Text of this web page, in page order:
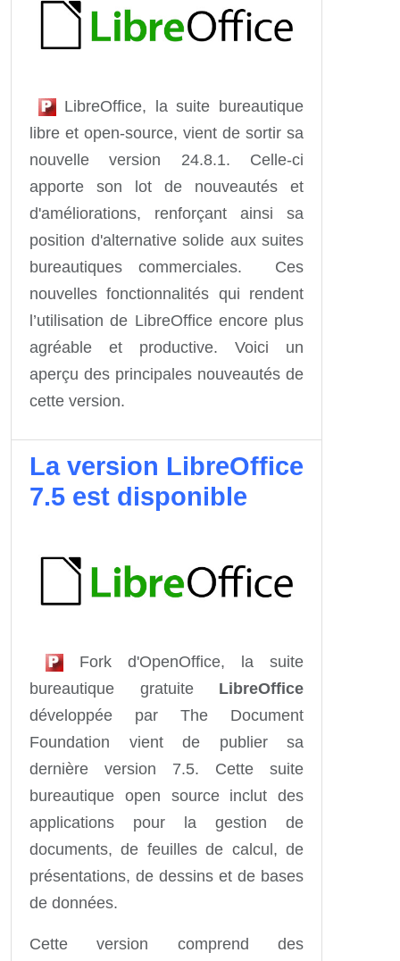
LibreOffice, la suite bureautique
libre et open-source, vient de sortir sa
nouvelle version 24.8.1. Celle-ci
apporte son lot de nouveautés et
d'améliorations, renforçant ainsi sa
position d'alternative solide aux suites
bureautiques commerciales. Ces
nouvelles fonctionnalités qui rendent
l’utilisation de LibreOffice encore plus
agréable et productive. Voici un
aperçu des principales nouveautés de
cette version.
La version LibreOffice
7.5 est disponible
Fork d'OpenOffice, la suite
bureautique gratuite LibreOffice
développée par The Document
Foundation vient de publier sa
dernière version 7.5. Cette suite
bureautique open source inclut des
applications pour la gestion de
documents, de feuilles de calcul, de
présentations, de dessins et de bases
de données.
Cette version comprend des